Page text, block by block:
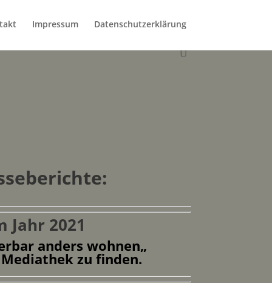
Impressum Datenschutzerklärung
Jahr 2021
anders wohnen„
zu finden.